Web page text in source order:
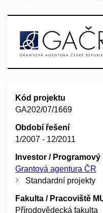
Kód projektu
GA202/07/1669
Období řešení
1/2007 - 12/2011
Investor /
Grantová agentura ČR
Standardní projekty
Fakulta / Pracoviště
Přírodovědecká fakulta